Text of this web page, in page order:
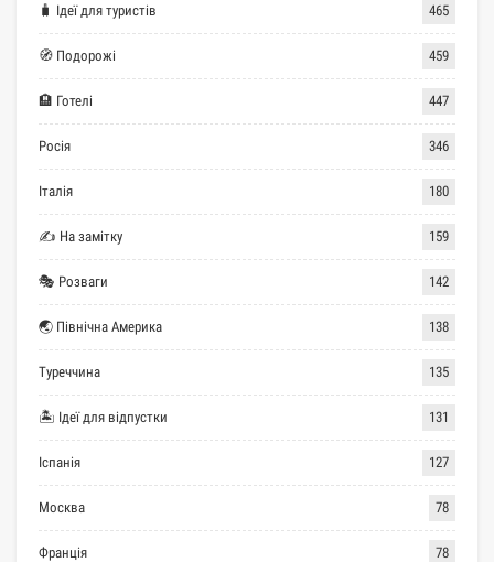
🧳 Ідеї для туристів 465
🧭 Подорожі 459
🏨 Готелі 447
Росія 346
Італія 180
✍ На замітку 159
🎭 Розваги 142
🌏 Північна Америка 138
Туреччина 135
🏝 Ідеї для відпустки 131
Іспанія 127
Москва 78
Франція 78